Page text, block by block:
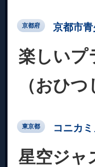
京都府 京都市
楽しいプ
（おひつ
東京都 コニカ
星空ジ